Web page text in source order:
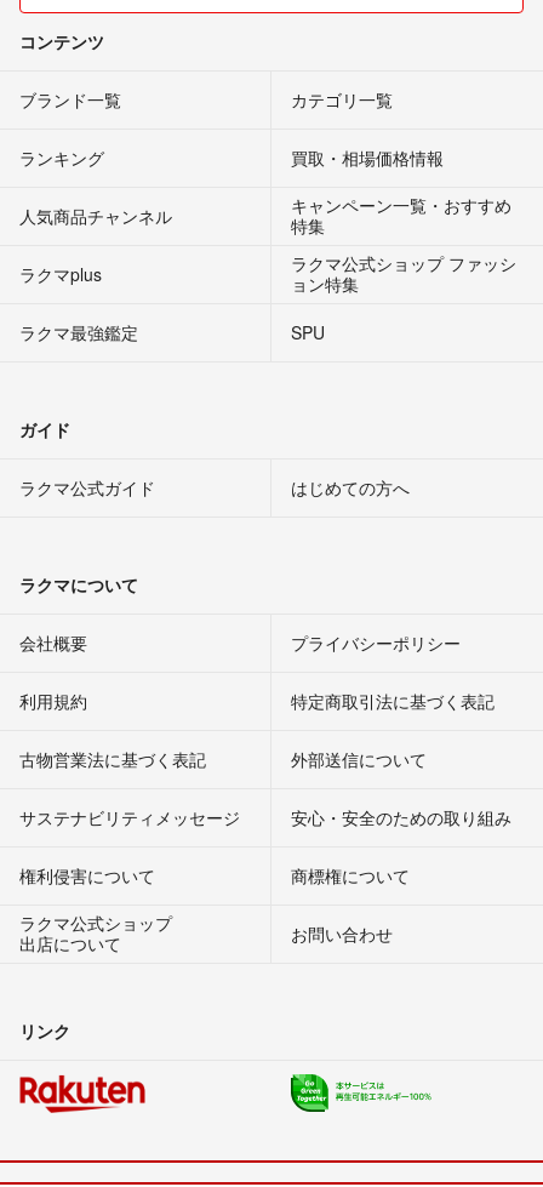
コンテンツ
ブランド一覧 カテゴリ一覧
ランキング 買取・相場価格情報
人気商品チャンネル
キャンペーン一覧・おすすめ
特集
ラクマplus
ラクマ公式ショップ ファッシ
ョン特集
ラクマ最強鑑定
SPU
ガイド
ラクマ公式ガイド はじめての方へ
ラクマについて
会社概要 プライバシーポリシー
利用規約 特定商取引法に基づく表記
古物営業法に基づく表記 外部送信について
サステナビリティメッセージ 安心・安全のための取り組み
権利侵害について
商標権について
ラクマ公式ショップ
出店について
お問い合わせ
リンク